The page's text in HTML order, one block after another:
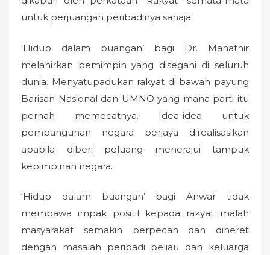
untuk perjuangan peribadinya sahaja.
‘Hidup dalam buangan’ bagi Dr. Mahathir
melahirkan pemimpin yang disegani di seluruh
dunia. Menyatupadukan rakyat di bawah payung
Barisan Nasional dan UMNO yang mana parti itu
pernah memecatnya. Idea-idea untuk
pembangunan negara berjaya direalisasikan
apabila diberi peluang menerajui tampuk
kepimpinan negara.
‘Hidup dalam buangan’ bagi Anwar tidak
membawa impak positif kepada rakyat malah
masyarakat semakin berpecah dan diheret
dengan masalah peribadi beliau dan keluarga